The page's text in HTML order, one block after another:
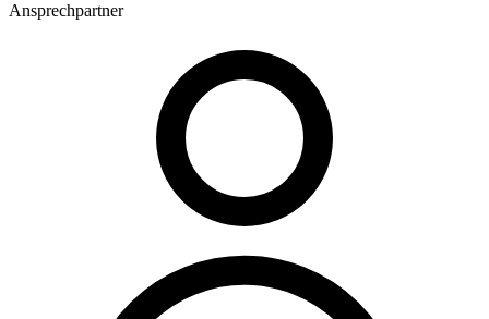
Ansprechpartner